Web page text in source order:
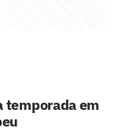
temporada em